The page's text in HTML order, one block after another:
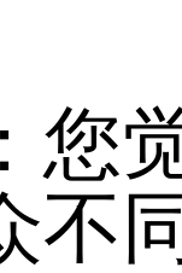
觉
不